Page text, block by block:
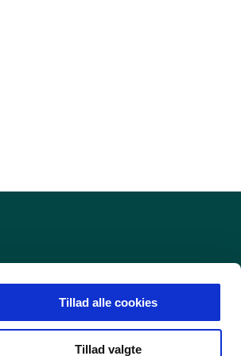
Tillad alle cookies
Tillad valgte